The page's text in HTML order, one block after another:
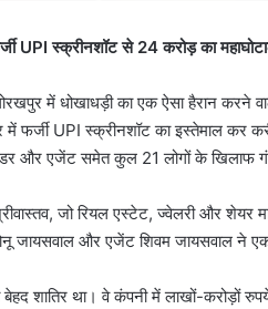
UPI स्क्रीनशॉट से 24 करोड़ का
में धोखाधड़ी का एक ऐसा हैरान करने
में फर्जी UPI स्क्रीनशॉट का इस्तेमाल
और एजेंट समेत कुल 21 लोगों के खिलाफ
श्रीवास्तव, जो रियल एस्टेट, ज्वेलरी और
जायसवाल और एजेंट शिवम जायसवाल ने
बेहद शातिर था। वे कंपनी में लाखों-